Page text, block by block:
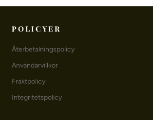
POLICYER
Återbetalningspolicy
Användarvillkor
Fraktpolicy
Integritetspolicy